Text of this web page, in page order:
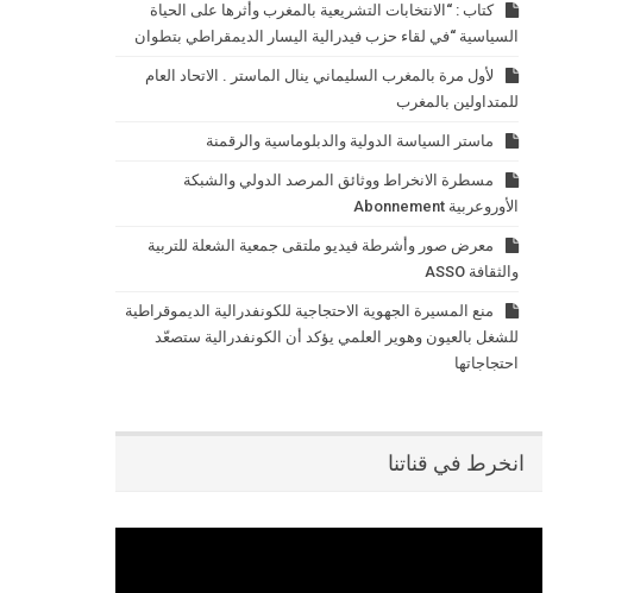
كتاب : “الانتخابات التشريعية بالمغرب وأثرها على الحياة
السياسية “في لقاء حزب فيدرالية اليسار الديمقراطي بتطوان
لأول مرة بالمغرب السليماني ينال الماستر . الاتحاد العام
للمتداولين بالمغرب
ماستر السياسة الدولية والدبلوماسية والرقمنة
مسطرة الانخراط ووثائق المرصد الدولي والشبكة
الأوروعربية Abonnement
معرض صور وأشرطة فيديو ملتقى جمعية الشعلة للتربية
والثقافة ASSO
منع المسيرة الجهوية الاحتجاجية للكونفدرالية الديموقراطية
للشغل بالعيون وهوير العلمي يؤكد أن الكونفدرالية ستصعّد
احتجاجاتها
انخرط في قناتنا